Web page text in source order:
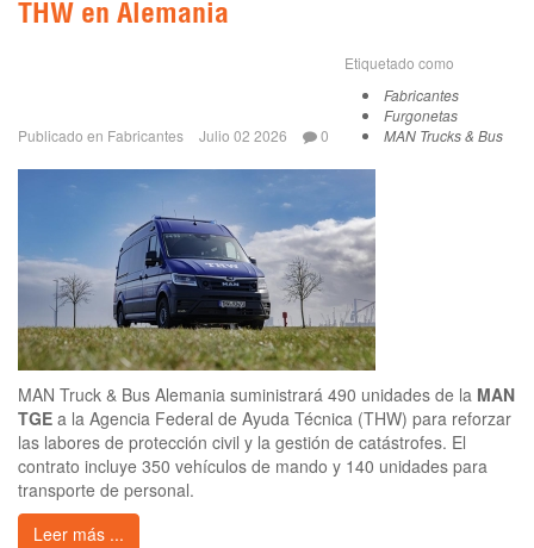
THW en Alemania
Publicado en Fabricantes Julio 02 2026 0
Etiquetado como
Fabricantes
Furgonetas
MAN Trucks & Bus
MAN Truck & Bus Alemania suministrará 490 unidades de la MAN
TGE a la Agencia Federal de Ayuda Técnica (THW) para reforzar
las labores de protección civil y la gestión de catástrofes. El
contrato incluye 350 vehículos de mando y 140 unidades para
transporte de personal.
Leer más ...